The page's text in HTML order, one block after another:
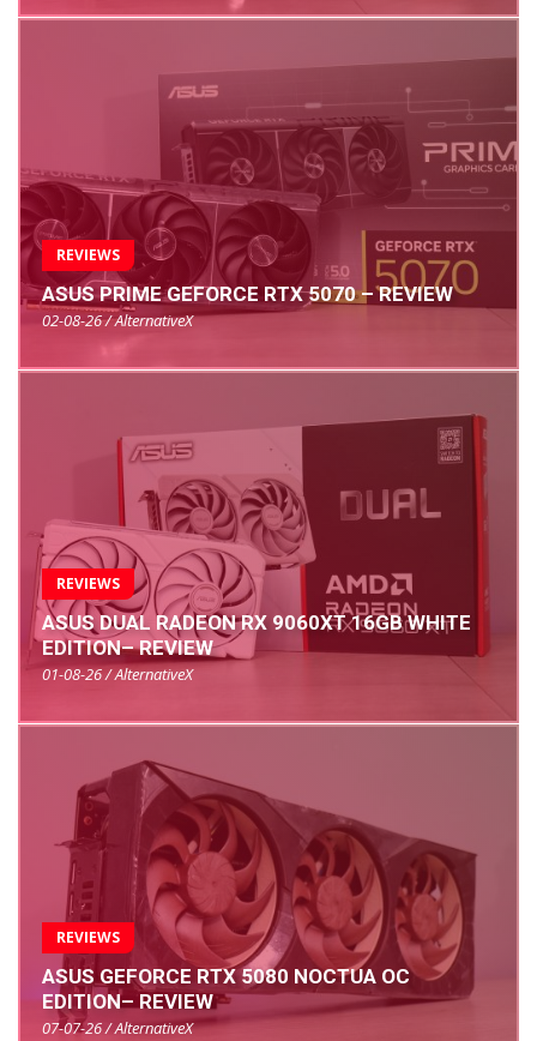
REVIEWS
ASUS PRIME GEFORCE RTX 5070 – REVIEW
02-08-26 / AlternativeX
REVIEWS
ASUS DUAL RADEON RX 9060XT 16GB WHITE
EDITION– REVIEW
01-08-26 / AlternativeX
REVIEWS
ASUS GEFORCE RTX 5080 NOCTUA OC
EDITION– REVIEW
07-07-26 / AlternativeX